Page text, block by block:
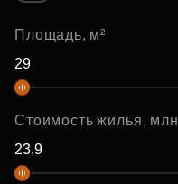
Площадь, м²
Стоимость жилья, млн